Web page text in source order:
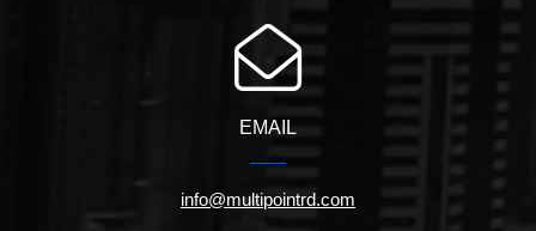
EMAIL
info@multipointrd.com